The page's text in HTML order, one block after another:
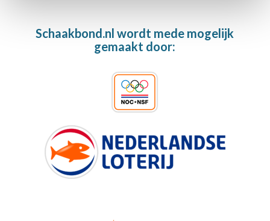
Schaakbond.nl wordt mede mogelijk
gemaakt door: